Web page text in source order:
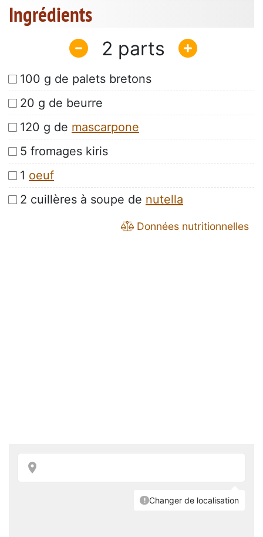
Ingrédients
2
100 g de palets bretons
20 g de beurre
120 g de mascarpone
5 fromages kiris
1 oeuf
2 cuillères à soupe de nutella
Données nutritionnelles